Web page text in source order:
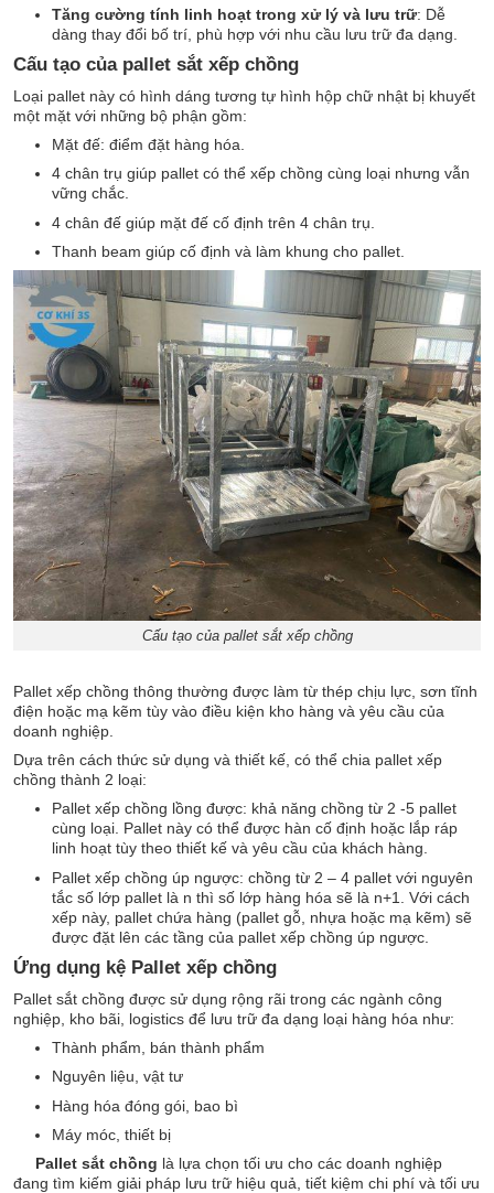
Tăng cường tính linh hoạt trong xử lý và lưu trữ: Dễ
dàng thay đổi bố trí, phù hợp với nhu cầu lưu trữ đa dạng.
Cấu tạo của pallet sắt xếp chồng
Loại pallet này có hình dáng tương tự hình hộp chữ nhật bị khuyết
một mặt với những bộ phận gồm:
Mặt đế: điểm đặt hàng hóa.
4 chân trụ giúp pallet có thể xếp chồng cùng loại nhưng vẫn
vững chắc.
4 chân đế giúp mặt đế cố định trên 4 chân trụ.
Thanh beam giúp cố định và làm khung cho pallet.
Cấu tạo của pallet sắt xếp chồng
Pallet xếp chồng thông thường được làm từ thép chịu lực, sơn tĩnh
điện hoặc mạ kẽm tùy vào điều kiện kho hàng và yêu cầu của
doanh nghiệp.
Dựa trên cách thức sử dụng và thiết kế, có thể chia pallet xếp
chồng thành 2 loại:
Pallet xếp chồng lồng được: khả năng chồng từ 2 -5 pallet
cùng loại. Pallet này có thể được hàn cố định hoặc lắp ráp
linh hoạt tùy theo thiết kế và yêu cầu của khách hàng.
Pallet xếp chồng úp ngược: chồng từ 2 – 4 pallet với nguyên
tắc số lớp pallet là n thì số lớp hàng hóa sẽ là n+1. Với cách
xếp này, pallet chứa hàng (pallet gỗ, nhựa hoặc mạ kẽm) sẽ
được đặt lên các tầng của pallet xếp chồng úp ngược.
Ứng dụng kệ Pallet xếp chồng
Pallet sắt chồng được sử dụng rộng rãi trong các ngành công
nghiệp, kho bãi, logistics để lưu trữ đa dạng loại hàng hóa như:
Thành phẩm, bán thành phẩm
Nguyên liệu, vật tư
Hàng hóa đóng gói, bao bì
Máy móc, thiết bị
Pallet sắt chồng là lựa chọn tối ưu cho các doanh nghiệp
đang tìm kiếm giải pháp lưu trữ hiệu quả, tiết kiệm chi phí và tối ưu